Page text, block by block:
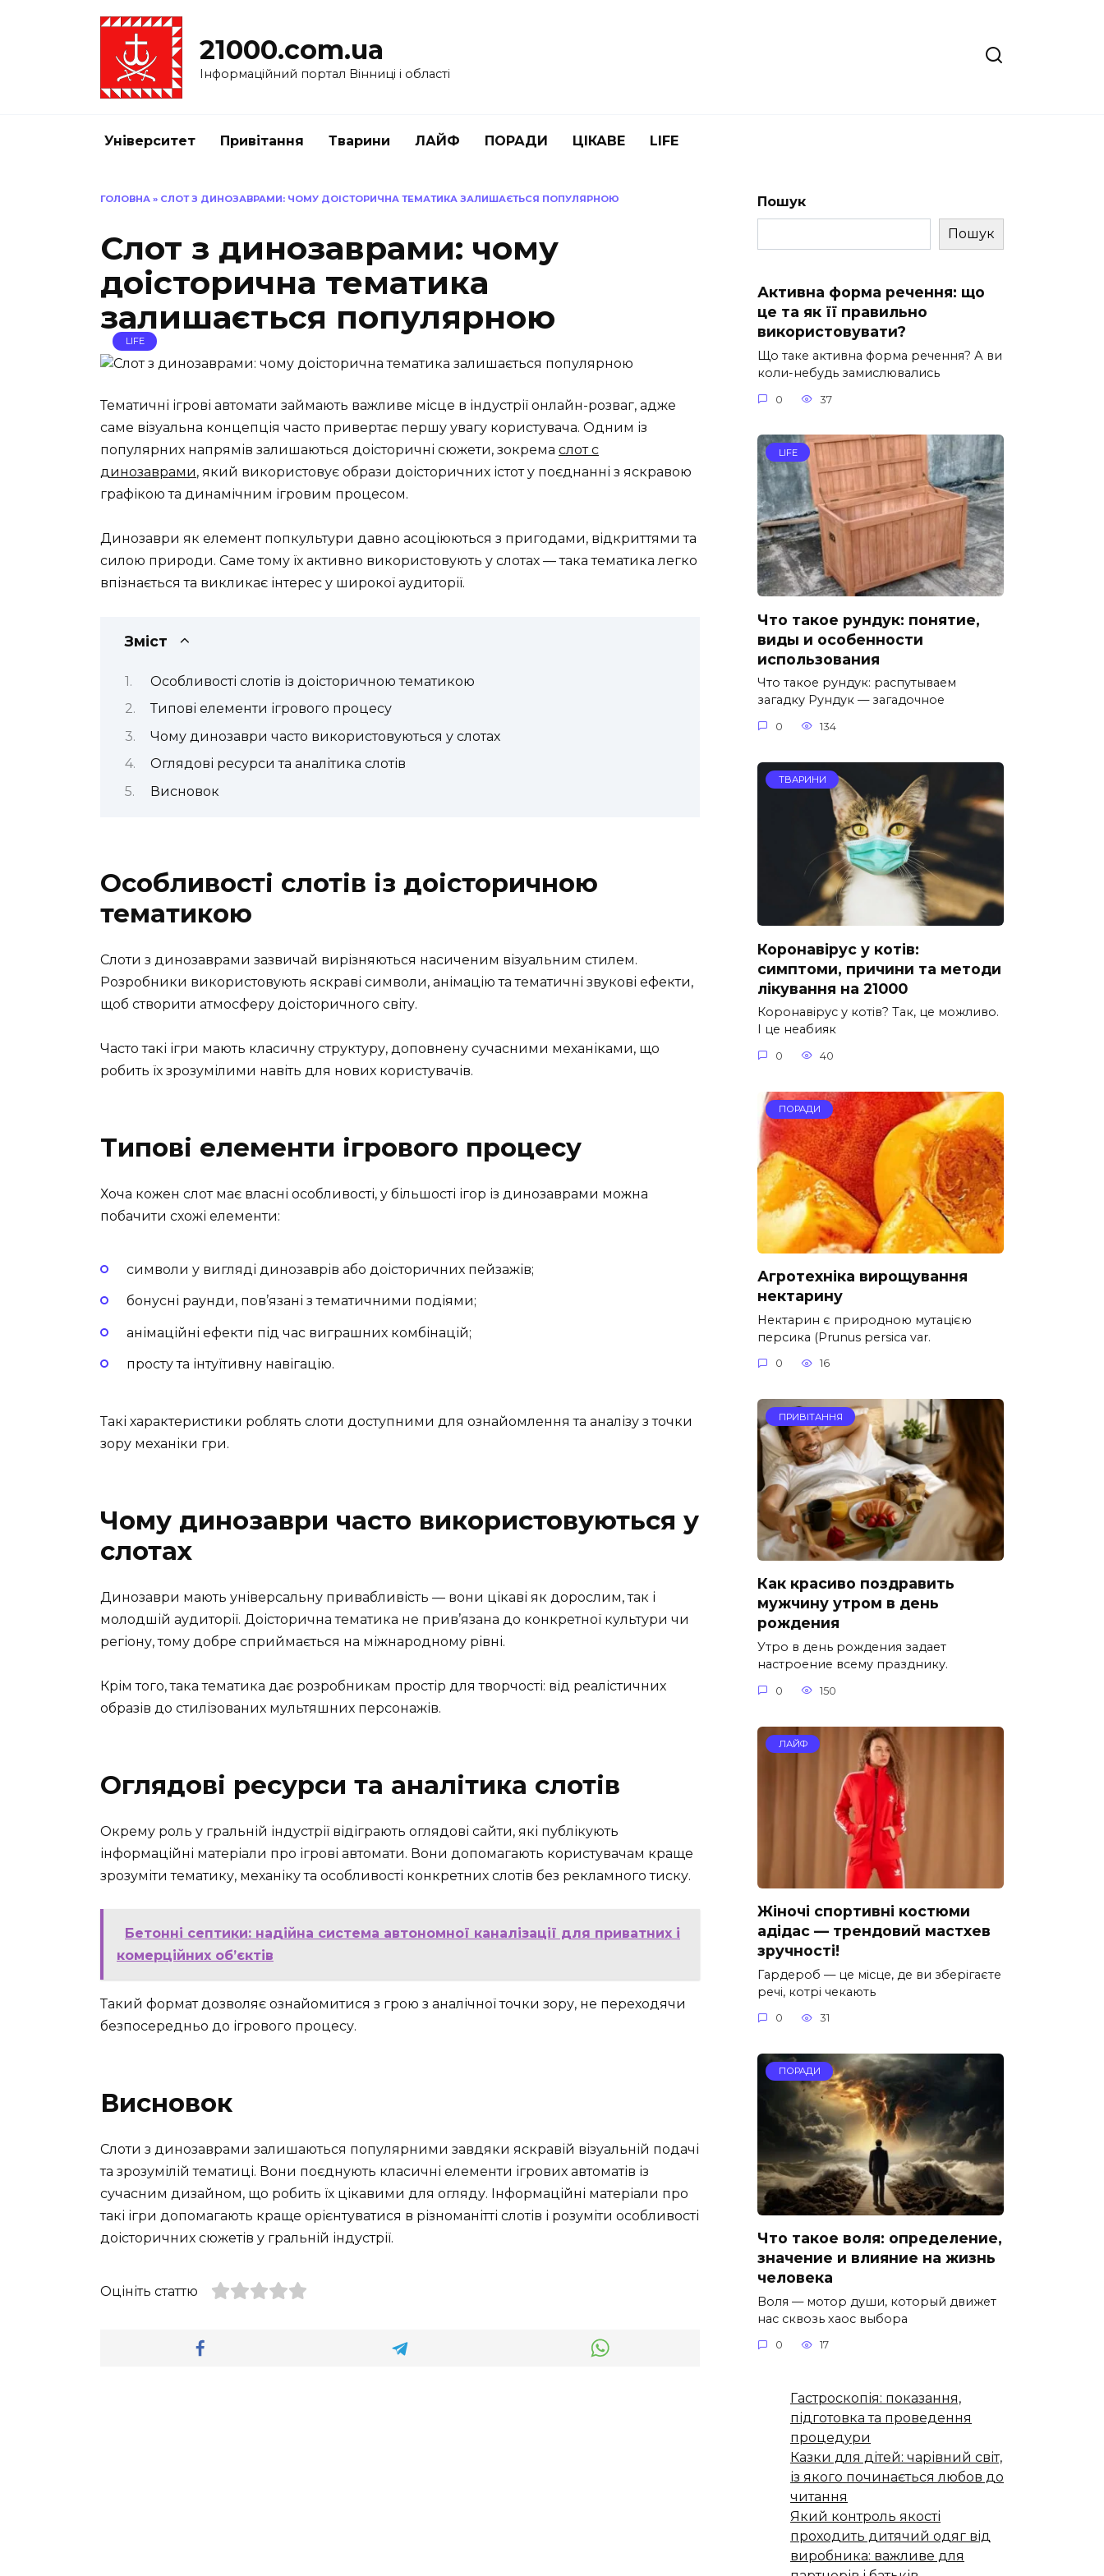
21000.com.ua
Інформаційний портал Вінниці і області
Університет Привітання Тварини ЛАЙФ ПОРАДИ ЦІКАВЕ LIFE
ГОЛОВНА » СЛОТ З ДИНОЗАВРАМИ: ЧОМУ ДОІСТОРИЧНА ТЕМАТИКА ЗАЛИШАЄТЬСЯ ПОПУЛЯРНОЮ
Слот з динозаврами: чому
доісторична тематика
залишається популярною
LIFE
Тематичні ігрові автомати займають важливе місце в індустрії онлайн-розваг, адже
саме візуальна концепція часто привертає першу увагу користувача. Одним із
популярних напрямів залишаються доісторичні сюжети, зокрема слот с
динозаврами, який використовує образи доісторичних істот у поєднанні з яскравою
графікою та динамічним ігровим процесом.
Динозаври як елемент попкультури давно асоціюються з пригодами, відкриттями та
силою природи. Саме тому їх активно використовують у слотах — така тематика легко
впізнається та викликає інтерес у широкої аудиторії.
Зміст
Особливості слотів із доісторичною тематикою
Типові елементи ігрового процесу
Чому динозаври часто використовуються у слотах
Оглядові ресурси та аналітика слотів
Висновок
Особливості слотів із доісторичною
тематикою
Слоти з динозаврами зазвичай вирізняються насиченим візуальним стилем.
Розробники використовують яскраві символи, анімацію та тематичні звукові ефекти,
щоб створити атмосферу доісторичного світу.
Часто такі ігри мають класичну структуру, доповнену сучасними механіками, що
робить їх зрозумілими навіть для нових користувачів.
Типові елементи ігрового процесу
Хоча кожен слот має власні особливості, у більшості ігор із динозаврами можна
побачити схожі елементи:
символи у вигляді динозаврів або доісторичних пейзажів;
бонусні раунди, пов’язані з тематичними подіями;
анімаційні ефекти під час виграшних комбінацій;
просту та інтуїтивну навігацію.
Такі характеристики роблять слоти доступними для ознайомлення та аналізу з точки
зору механіки гри.
Чому динозаври часто використовуються у
слотах
Динозаври мають універсальну привабливість — вони цікаві як дорослим, так і
молодшій аудиторії. Доісторична тематика не прив’язана до конкретної культури чи
регіону, тому добре сприймається на міжнародному рівні.
Крім того, така тематика дає розробникам простір для творчості: від реалістичних
образів до стилізованих мультяшних персонажів.
Оглядові ресурси та аналітика слотів
Окрему роль у гральній індустрії відіграють оглядові сайти, які публікують
інформаційні матеріали про ігрові автомати. Вони допомагають користувачам краще
зрозуміти тематику, механіку та особливості конкретних слотів без рекламного тиску.
Бетонні септики: надійна система автономної каналізації для приватних і
комерційних об’єктів
Такий формат дозволяє ознайомитися з грою з аналічної точки зору, не переходячи
безпосередньо до ігрового процесу.
Висновок
Слоти з динозаврами залишаються популярними завдяки яскравій візуальній подачі
та зрозумілій тематиці. Вони поєднують класичні елементи ігрових автоматів із
сучасним дизайном, що робить їх цікавими для огляду. Інформаційні матеріали про
такі ігри допомагають краще орієнтуватися в різноманітті слотів і розуміти особливості
доісторичних сюжетів у гральній індустрії.
Оцініть статтю
Пошук
Пошук
Активна форма речення: що
це та як її правильно
використовувати?
Що таке активна форма речення? А ви
коли-небудь замислювались
0 37
LIFE
Что такое рундук: понятие,
виды и особенности
использования
Что такое рундук: распутываем
загадку Рундук — загадочное
0 134
ТВАРИНИ
Коронавірус у котів:
симптоми, причини та методи
лікування на 21000
Коронавірус у котів? Так, це можливо.
І це неабияк
0 40
ПОРАДИ
Агротехніка вирощування
нектарину
Нектарин є природною мутацією
персика (Prunus persica var.
0 16
ПРИВІТАННЯ
Как красиво поздравить
мужчину утром в день
рождения
Утро в день рождения задает
настроение всему празднику.
0 150
ЛАЙФ
Жіночі спортивні костюми
адідас — трендовий мастхев
зручності!
Гардероб — це місце, де ви зберігаєте
речі, котрі чекають
0 31
ПОРАДИ
Что такое воля: определение,
значение и влияние на жизнь
человека
Воля — мотор души, который движет
нас сквозь хаос выбора
0 17
Гастроскопія: показання,
підготовка та проведення
процедури
Казки для дітей: чарівний світ,
із якого починається любов до
читання
Який контроль якості
проходить дитячий одяг від
виробника: важливе для